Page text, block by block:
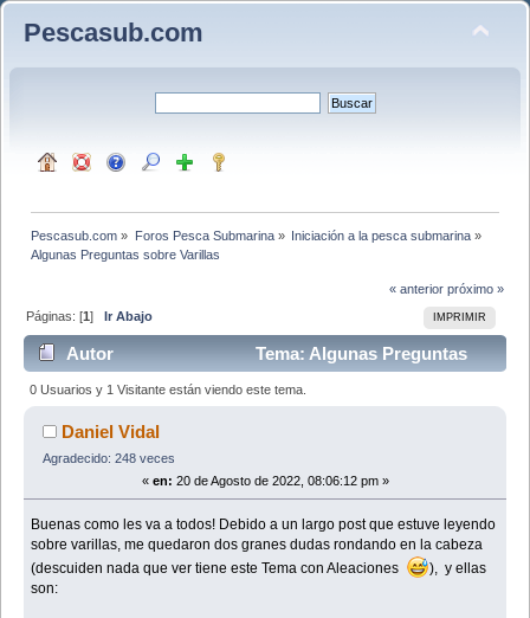
Pescasub.com
Pescasub.com » Foros Pesca Submarina» Iniciación a la pesca submarina»
Algunas Preguntas sobre Varillas
« anterior próximo »
IMPRIMIR
Páginas: [1]Ir Abajo
Autor
Tema: Algunas Preguntas
sobre Varillas (Leído 10289 veces)
0 Usuarios y 1 Visitante están viendo este tema.
Daniel Vidal
Agradecido: 248 veces
« en: 20 de Agosto de 2022, 08:06:12 pm »
Buenas como les va a todos! Debido a un largo post que estuve leyendo
sobre varillas, me quedaron dos granes dudas rondando en la cabeza
(descuiden nada que ver tiene este Tema con Aleaciones
), y ellas
son: